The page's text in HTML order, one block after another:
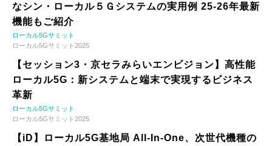
なシン・ローカル５Ｇシステムの実用例 25-26年最新
機能もご紹介
ローカル5Gサミット
ローカル5Gサミット2025
【セッション3・京セラみらいエンビジョン】高性能
ローカル5G：新システムと端末で実現するビジネス
革新
ローカル5Gサミット
ローカル5Gサミット2025
【iD】ローカル5G基地局 All-In-One、次世代機種の